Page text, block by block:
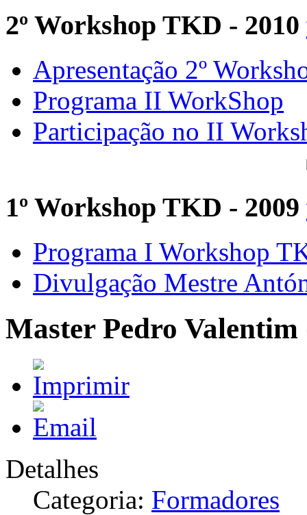
2º Workshop TKD - 2010
Apresentação 2º
Programa II WorkShop
Participação no II
1º Workshop TKD - 2009
Programa I Workshop
Divulgação Mestre
Master Pedro Valentim
Detalhes
Categoria: Formadores